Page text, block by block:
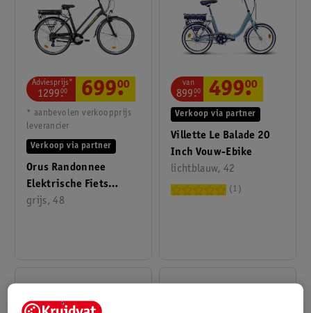
Orus Randonnee
Elektrische Fiets
Dames 13 Ah
grijs, 48
Verkoop via partner
Adviesprijs*
1299.
00 699.
00
* aanbevolen verkoopprijs
leverancier
Villette Le Balade 20
Inch Vouw-Ebike
lichtblauw, 42
Verkoop via partner
van
899.
00 499.
00
1